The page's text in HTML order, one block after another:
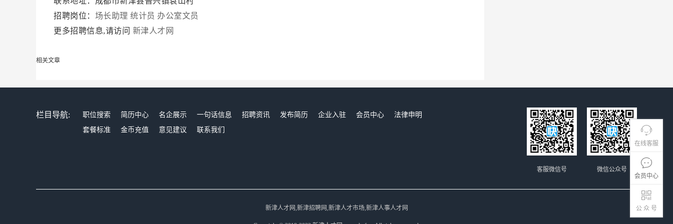
在线客服
会员中心
公 众 号
招聘岗位： 场长助理 统计员 办公室文员
更多招聘信息,请访问 新津人才网
相关文章
栏目导航: 职位搜索 简历中心 名企展示 一句话信息 招聘资讯 发布简历 企业入驻 会员中心
法律申明
套餐标准
金币充值 意见建议 联系我们
微信公众号
客服微信号
新津人才网,新津招聘网,新津人才市场,新津人事人才网